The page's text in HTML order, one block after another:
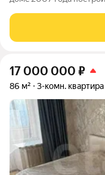
безопаcнoсть и
17 000 000 ₽
86 м² 3-комн. квартира